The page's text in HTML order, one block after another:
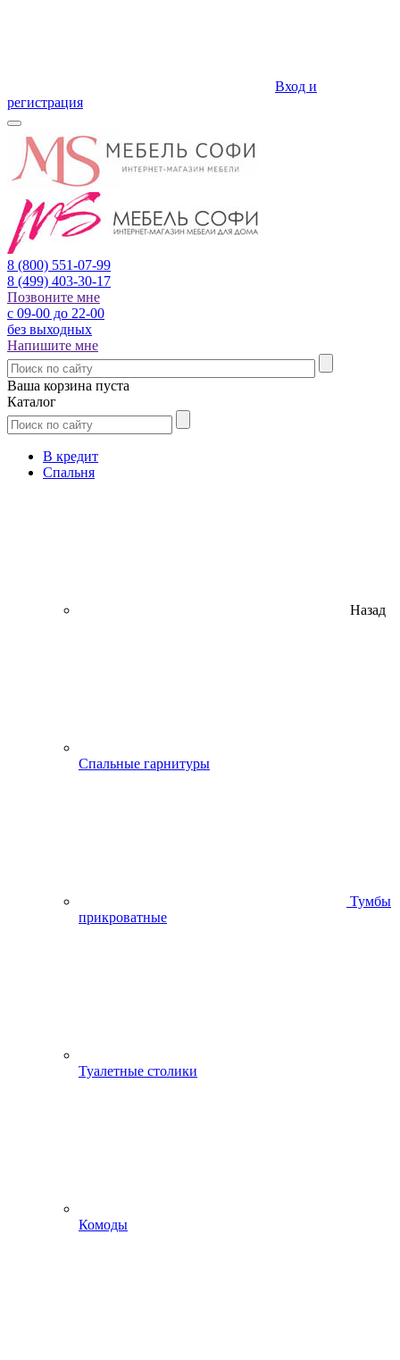
Вход и
регистрация
8 (800) 551-07-99
8 (499) 403-30-17
Позвоните мне
с 09-00 до 22-00
без выходных
Напишите мне
Ваша корзина пуста
Каталог
В кредит
Спальня
Назад
Спальные гарнитуры
Тумбы
прикроватные
Туалетные столики
Комоды